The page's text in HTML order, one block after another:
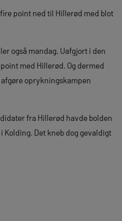
point ned til Hillerød med blot
også mandag. Uafgjort i den
med Hillerød. Og dermed
oprykningskampen
fra Hillerød havde bolden
Kolding. Det kneb dog gevaldigt